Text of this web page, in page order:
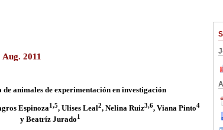
2011
de animales de experimentación en investigación
Espinoza1,5, Ulises Leal2, Nelina Ruiz3,6, Viana Pinto4
y Beatríz Jurado1